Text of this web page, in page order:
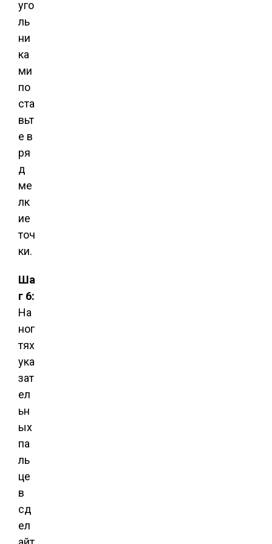
уго
ль
ни
ка
ми
по
ста
вьт
е в
ря
д
ме
лк
ие
точ
ки.
Ша
г 6:
На
ног
тях
ука
зат
ел
ьн
ых
па
ль
це
в
сд
ел